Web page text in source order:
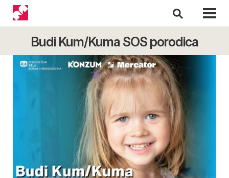
Budi Kum/Kuma SOS porodica